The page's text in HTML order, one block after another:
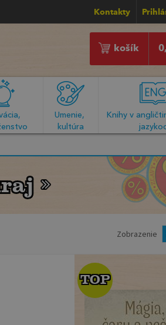
Kontakty
košík
Umenie,
kultúra
Knihy v
Zobrazenie
TOP
TOP